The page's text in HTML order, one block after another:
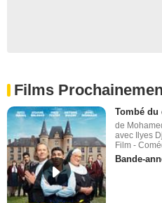
Films
Tombé du
de
avec Ilyes
Film -
Bande-